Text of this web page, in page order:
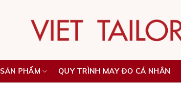
PHẨM QUY TRÌNH MAY ĐO CÁ NHÂN